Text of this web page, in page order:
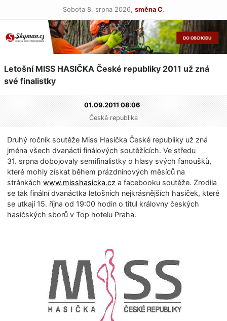
Sobota 8. srpna 2026, směna C.
Letošní MISS HASIČKA České republiky 2011 už zná
své finalistky
01.09.2011 08:06
Česká republika
Druhý ročník soutěže Miss Hasička České republiky už zná
jména všech dvanácti finálových soutěžících. Ve středu
31. srpna dobojovaly semifinalistky o hlasy svých fanoušků,
které mohly získat během prázdninových měsíců na
stránkáchwww.misshasicka.cz a facebooku soutěže. Zrodila
se tak finální dvanáctka letošních nejkrásnějších hasiček, které
se utkají 15. října od 19:00 hodin o titul královny českých
hasičských sborů v Top hotelu Praha.